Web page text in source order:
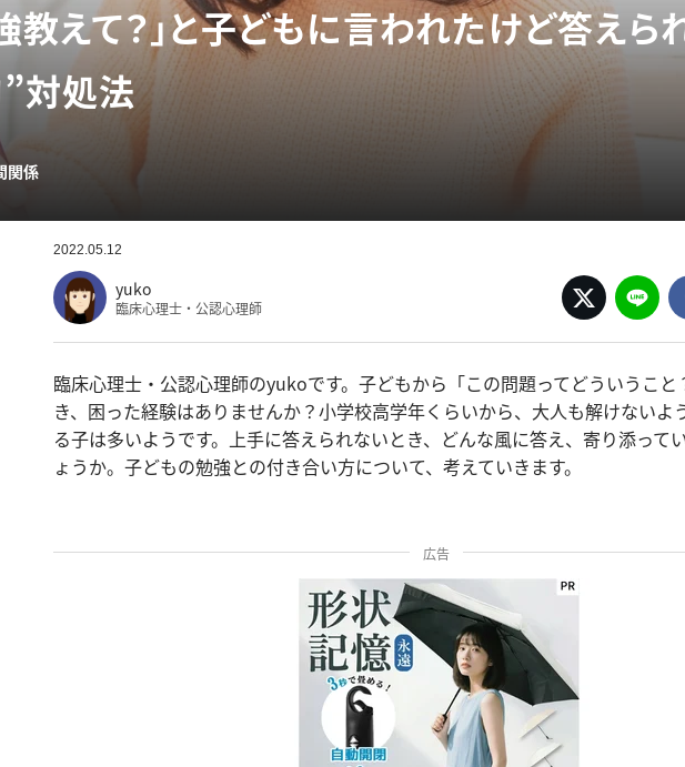
教えて？」と子どもに言われたけど答え
対処法
関係
2022.05.12
yuko
臨床心理士・公認心理師
臨床心理士・公認心理師のyukoです。子どもから「この問題ってどういうこと
き、困った経験はありませんか？小学校高学年くらいから、大人も解けないよ
る子は多いようです。上手に答えられないとき、どんな風に答え、寄り添って
ょうか。子どもの勉強との付き合い方について、考えていきます。
広告